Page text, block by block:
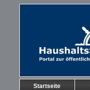
Startseite